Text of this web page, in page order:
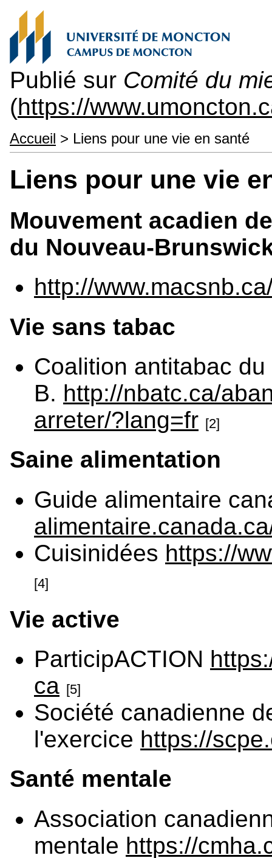
Publié sur Comité du
(https://
Accueil > Liens pour une vie en santé
Liens pour une vie
Mouvement acadien
du Nouveau-
http://
Vie sans tabac
Coalition antitabac du
B. http://nbatc.ca/
arreter/?lang=fr [2]
Saine alimentation
Guide alimentaire
Cuisinidées https://
[4]
Vie active
ParticipACTION
ca [5]
Société canadienne
l'exercice https://
Santé mentale
Association
mentale https://